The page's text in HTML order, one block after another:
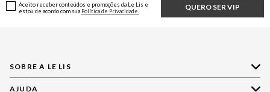
QUERO SER VIP
Aceito receber conteúdos e promoções da Le Lis e
estou de acordo com sua Política de Privacidade.
SOBRE A LE LIS
Quem Somos
AJUDA